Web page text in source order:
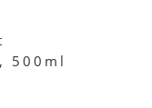
500ml